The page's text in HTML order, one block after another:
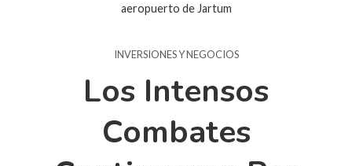
aeropuerto de Jartum
INVERSIONES Y NEGOCIOS
Los Intensos
Combates